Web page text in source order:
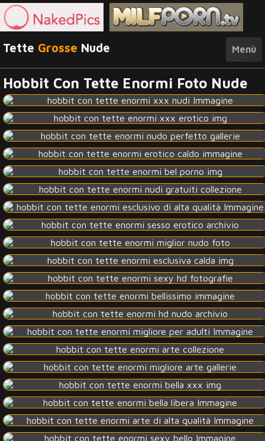
Tette Grosse Nude Menù
Hobbit Con Tette Enormi Foto Nude